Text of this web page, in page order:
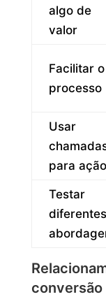
algo de
valor
Facilitar o
processo
Usar
para ação
Testar
diferentes
conversão